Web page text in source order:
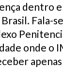
dentro
Fala-
onde o